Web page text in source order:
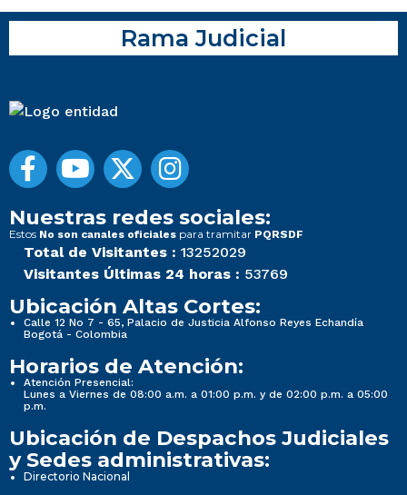
Rama Judicial
Nuestras redes sociales:
Estos No son canales oficiales para tramitar PQRSDF
Total de Visitantes : 13252029
Visitantes Últimas 24 horas : 53769
Ubicación Altas Cortes:
Calle 12 No 7 - 65, Palacio de Justicia Alfonso Reyes Echandía
Bogotá - Colombia
Horarios de Atención:
Atención Presencial:
Lunes a Viernes de 08:00 a.m. a 01:00 p.m. y de 02:00 p.m. a 05:00
p.m.
Ubicación de Despachos Judiciales
y Sedes administrativas:
Directorio Nacional